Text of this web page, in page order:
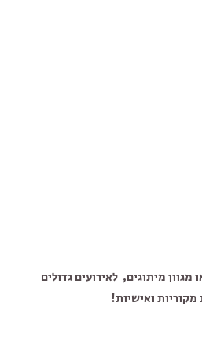
מגוון מיתוגים, לאירועים גדולים
ואישיות!